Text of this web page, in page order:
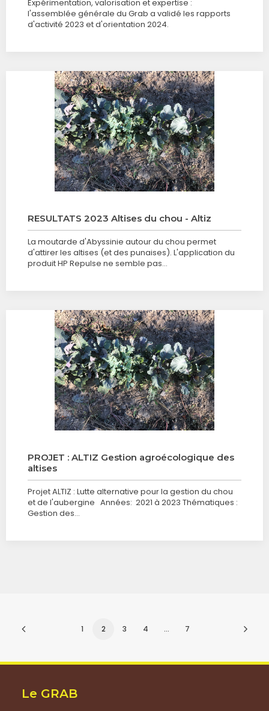
Expérimentation, valorisation et expertise :
l'assemblée générale du Grab a validé les rapports
d'activité 2023 et d'orientation 2024.
RESULTATS 2023 Altises du chou - Altiz
La moutarde d'Abyssinie autour du chou permet
d'attirer les altises (et des punaises). L'application du
produit HP Repulse ne semble pas…
PROJET : ALTIZ Gestion agroécologique des
altises
Projet ALTIZ : Lutte alternative pour la gestion du chou
et de l'aubergine Années: 2021 à 2023 Thématiques :
Gestion des…
1 2 3 4 … 7
Le GRAB